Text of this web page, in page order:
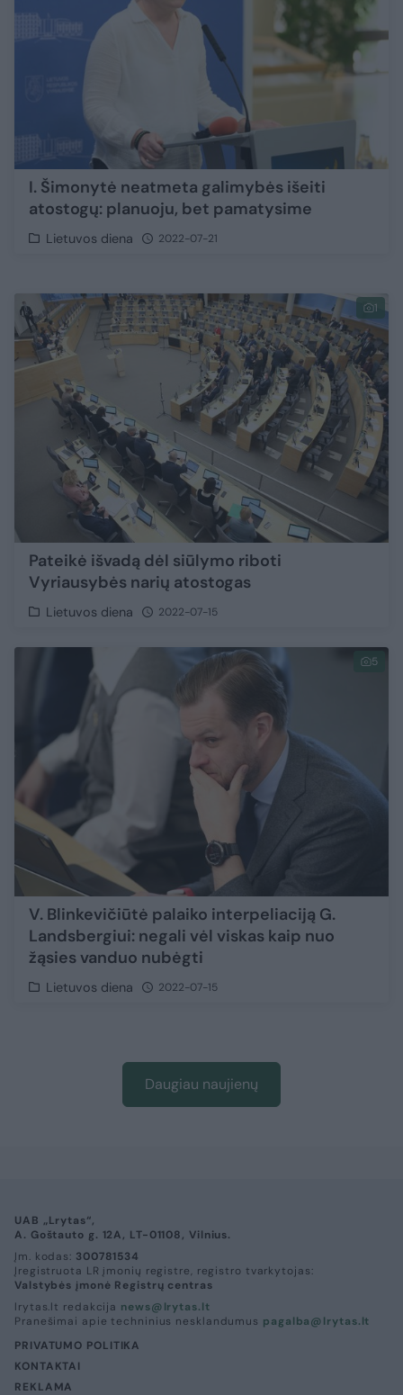
I. Šimonytė neatmeta galimybės išeiti
atostogų: planuoju, bet pamatysime
Lietuvos diena 2022-07-21
1
Pateikė išvadą dėl siūlymo riboti
Vyriausybės narių atostogas
Lietuvos diena 2022-07-15
5
V. Blinkevičiūtė palaiko interpeliaciją G.
Landsbergiui: negali vėl viskas kaip nuo
žąsies vanduo nubėgti
Lietuvos diena 2022-07-15
Daugiau naujienų
UAB „Lrytas“,
A. Goštauto g. 12A, LT-01108, Vilnius.
Įm. kodas: 300781534
Įregistruota LR įmonių registre, registro tvarkytojas:
Valstybės įmonė Registrų centras
lrytas.lt redakcija news@lrytas.lt
Pranešimai apie techninius nesklandumus pagalba@lrytas.lt
PRIVATUMO POLITIKA
KONTAKTAI
REKLAMA